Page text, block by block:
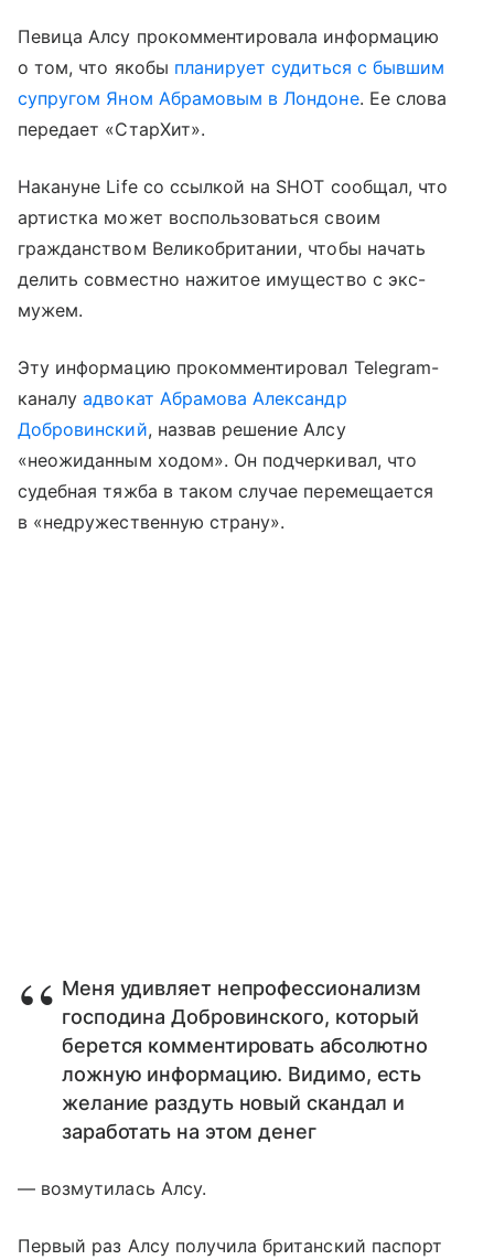
Певица Алсу прокомментировала информацию
о том, что якобы планирует судиться с бывшим
супругом Яном Абрамовым в Лондоне. Ее слова
передает «СтарХит».
Накануне Life со ссылкой на SHOT сообщал, что
артистка может воспользоваться своим
гражданством Великобритании, чтобы начать
делить совместно нажитое имущество с экс-
мужем.
Эту информацию прокомментировал Telegram-
каналуадвокат Абрамова Александр
Добровинский, назвав решение Алсу
«неожиданным ходом». Он подчеркивал, что
судебная тяжба в таком случае перемещается
в «недружественную страну».
Меня удивляет непрофессионализм
господина Добровинского, который
берется комментировать абсолютно
ложную информацию. Видимо, есть
желание раздуть новый скандал и
заработать на этом денег
— возмутилась Алсу.
Первый раз Алсу получила британский паспорт